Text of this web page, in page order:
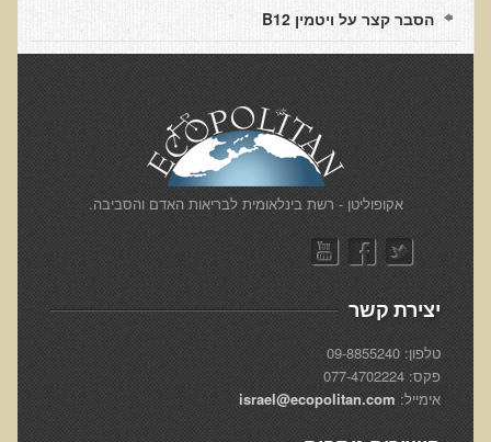
ד"ר עדיאל תל-אורן
ד"ר שולמית לוריא (MD)
איפה נמצא ד"ר תל-אורן
אקופוליטן רשת בינ"ל לבריאות האדם והסביבה
מיהו ד"ר עדיאל תל-אורן
הארגון למזעור החשיפה האלקטרומגנטית
מרפ"י - המרכז לרפואה פונקציונאלית בישראל
הארגון העולמי לבריאות נפשית פונקציונאלית
הקלה בדיכאון חמור
הסבר קצר על ויטמין B12
​אקופוליטן - רשת בינלאומית לבריאות האדם והסביבה.
יצירת קשר
טלפון: 09-8855240
פקס: 077-4702224
אימייל: israel@ecopolitan.com